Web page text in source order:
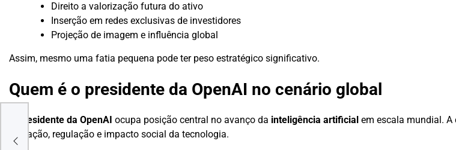
Direito a valorização futura do ativo
Inserção em redes exclusivas de investidores
Projeção de imagem e influência global
Assim, mesmo uma fatia pequena pode ter peso estratégico significativo.
Quem é o presidente da OpenAI no cenário global
presidente da OpenAI ocupa posição central no avanço da inteligência artificial em escala mundial. A
inovação, regulação e impacto social da tecnologia.